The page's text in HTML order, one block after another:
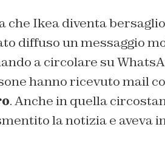
che Ikea diventa
diffuso un messaggio
a circolare su
hanno ricevuto mail
. Anche in quella
la notizia e aveva